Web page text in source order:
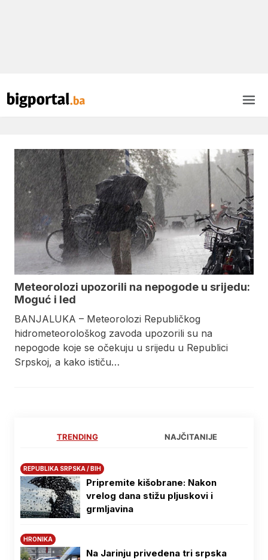
Meteorolozi upozorili na nepogode u srijedu:
Moguć i led
BANJALUKA – Meteorolozi Republičkog
hidrometeorološkog zavoda upozorili su na
nepogode koje se očekuju u srijedu u Republici
Srpskoj, a kako ističu…
TRENDING NAJČITANIJE
REPUBLIKA SRPSKA / BIH
Pripremite kišobrane: Nakon
vrelog dana stižu pljuskovi i
grmljavina
HRONIKA
Na Јarinju privedena tri srpska